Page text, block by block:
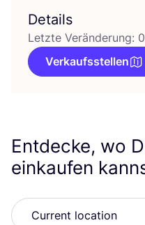
Details
Letzte Veränderung:
Verkaufsstellen
Entdecke, wo
einkaufen